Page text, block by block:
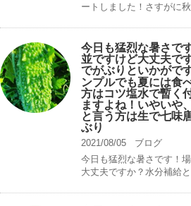
ートしました！さすがに秋
今日も猛烈な暑さで
並ですけど大丈夫で
でがぶりといかがで
ンプルでも夏には食
方はコツ塩水で暫く
ますよね！いやいや
と言う方は生で七味
ぶり
2021/08/05
ブログ
今日も猛烈な暑さです！
大丈夫ですか？水分補給